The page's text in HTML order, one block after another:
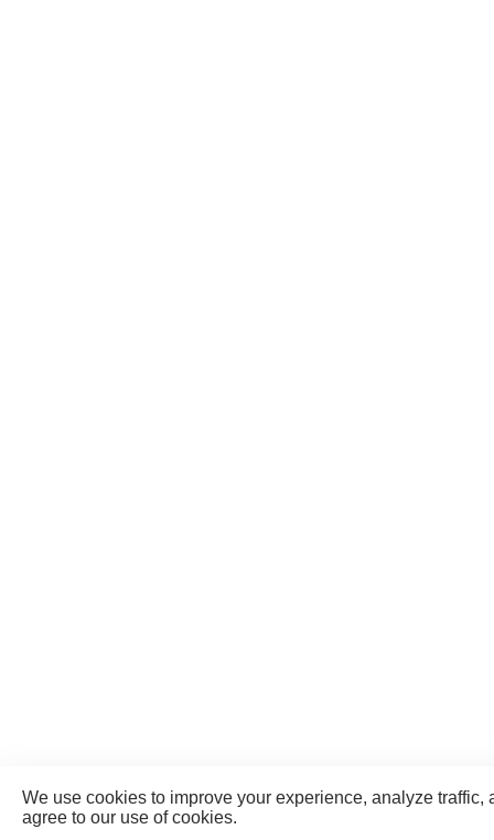
We use cookies to improve your experience, analyze
agree to our use of cookies.